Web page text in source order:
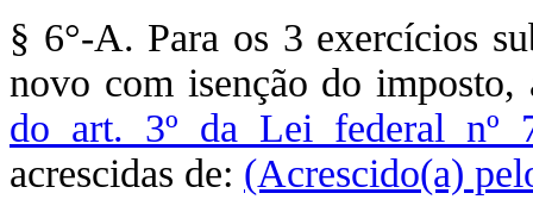
§ 6°-A. Para os 3 exercícios
novo com isenção do
do art. 3º da Lei federal nº
acrescidas de: (Acrescido(a)